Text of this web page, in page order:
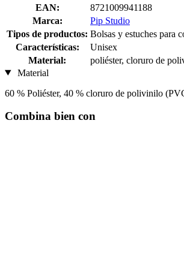
EAN:
8721009941188
Marca:
Pip Studio
Tipos de productos: Bolsas y estuches para
Características:
Unisex
Material:
poliéster, cloruro de
Material
60 % Poliéster, 40 % cloruro de polivinilo
Combina bien con